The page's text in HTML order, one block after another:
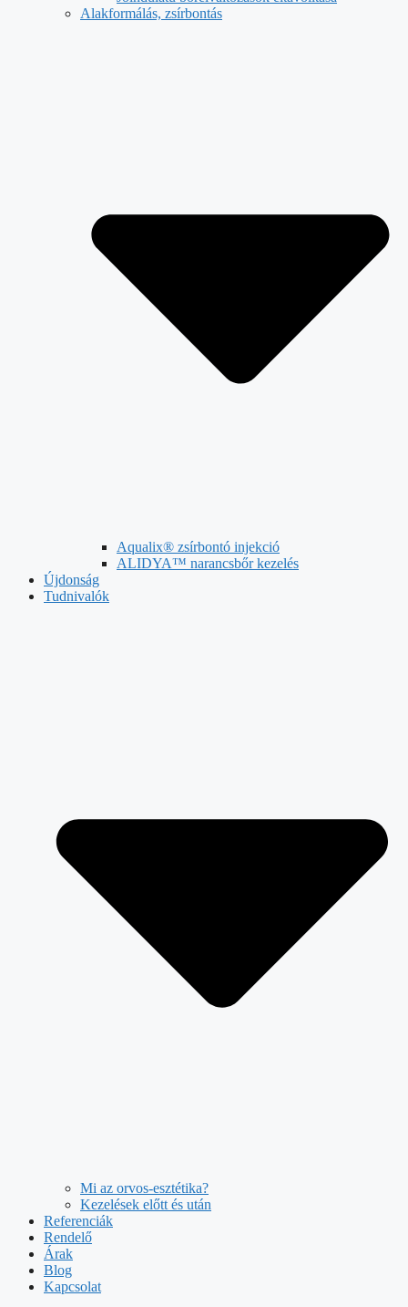
Alakformálás, zsírbontás
Aqualix® zsírbontó injekció
ALIDYA™ narancsbőr kezelés
Újdonság
Tudnivalók
Mi az orvos-esztétika?
Kezelések előtt és után
Referenciák
Rendelő
Árak
Blog
Kapcsolat